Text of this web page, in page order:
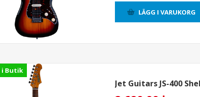
LÄGG I VARUKORG
i Butik
Jet Guitars JS-400